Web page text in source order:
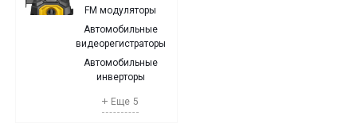
FM модуляторы
Автомобильные
видеорегистраторы
Автомобильные
инверторы
Еще 5